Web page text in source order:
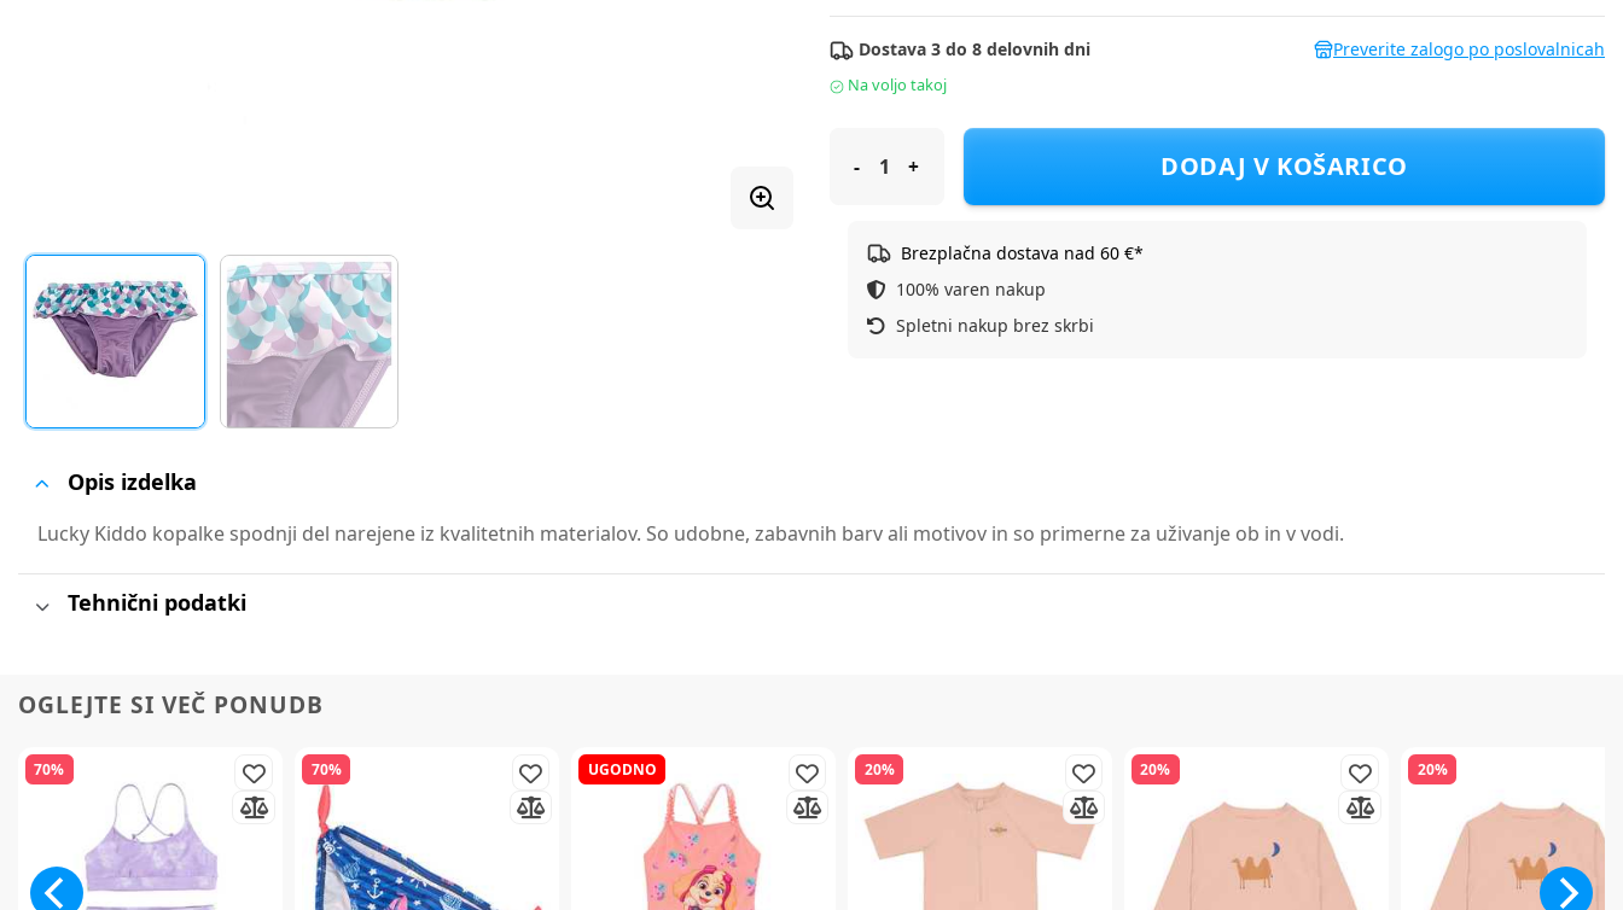
Dostava 3 do 8 delovnih dni Preverite zalogo po poslovalnicah
Na voljo takoj
Lucky Kiddo kopalke spodnji del LK-KGSW SLIP 1 1_24 D Vijolična 86/92
DODAJ V KOŠARICO
Brezplačna dostava nad 60 €*
100% varen nakup
Spletni nakup brez skrbi
Opis izdelka
Lucky Kiddo kopalke spodnji del narejene iz kvalitetnih materialov. So udobne, zabavnih barv ali motivov in so primerne za uživanje ob in v vodi.
Tehnični podatki
OGLEJTE SI VEČ PONUDB
70% 70% UGODNO 20% 20% 20%